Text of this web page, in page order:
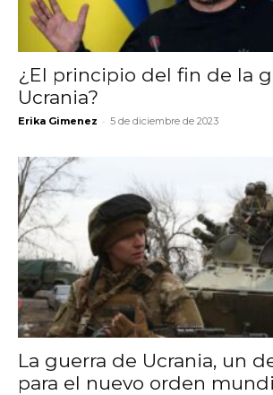
¿El principio del fin de la
Ucrania?
Erika Gimenez - 5 de diciembre de 2023
La guerra de Ucrania, un
para el nuevo orden